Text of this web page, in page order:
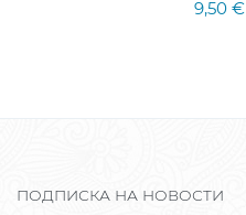
9,50 €
ПОДПИСКА НА НОВОСТИ